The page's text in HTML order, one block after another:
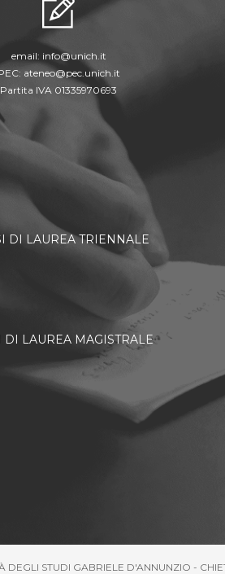
email: info@unich.it
ateneo@pec.unich.it
Partita IVA 01335970693
DI LAUREA TRIENNALE
DI LAUREA MAGISTRALE
DEGLI STUDI GABRIELE D'ANNUNZIO -